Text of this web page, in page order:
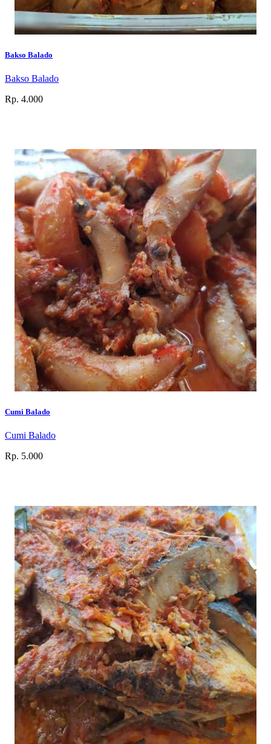
Bakso Balado
Bakso Balado
Rp. 4.000
Cumi Balado
Cumi Balado
Rp. 5.000